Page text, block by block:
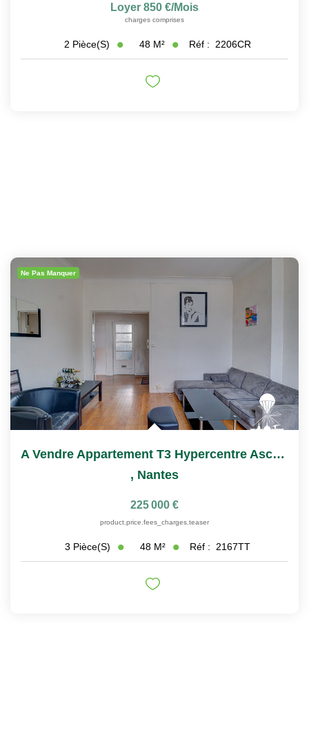
Loyer 850 €/mois
charges comprises
2 Pièce(s) 48 M² Réf : 2206CR
Ne Pas Manquer
A Vendre Appartement T3 Hypercentre Ascenseur Et Cave
, Nantes
225 000 €
product.price.fees_charges.teaser
3 Pièce(s) 48 M² Réf : 2167TT